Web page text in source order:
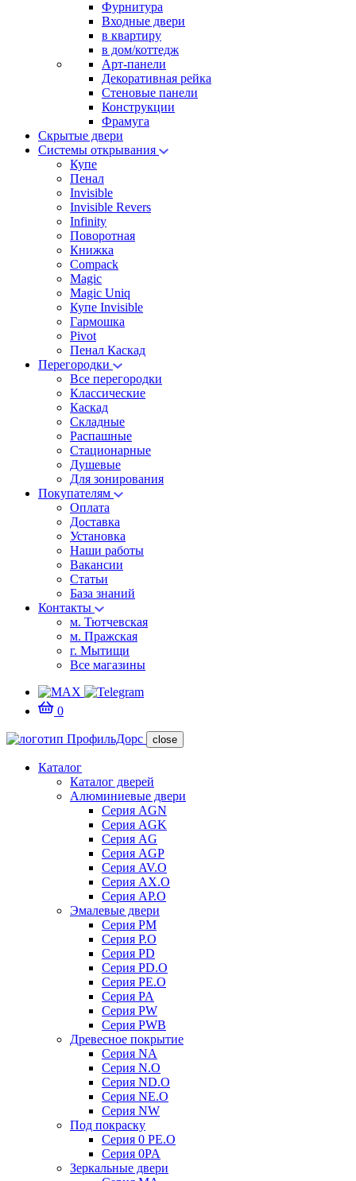
Фурнитура
Входные двери
в квартиру
в дом/коттедж
Арт-панели
Декоративная рейка
Стеновые панели
Конструкции
Фрамуга
Скрытые двери
Системы открывания
Купе
Пенал
Invisible
Invisible Revers
Infinity
Поворотная
Книжка
Compack
Magic
Magic Uniq
Купе Invisible
Гармошка
Pivot
Пенал Каскад
Перегородки
Все перегородки
Классические
Каскад
Складные
Распашные
Стационарные
Душевые
Для зонирования
Покупателям
Оплата
Доставка
Установка
Наши работы
Вакансии
Статьи
База знаний
Контакты
м. Тютчевская
м. Пражская
г. Мытищи
Все магазины
0
close
Каталог
Каталог дверей
Алюминиевые двери
Серия AGN
Серия AGK
Серия AG
Серия AGP
Серия AV.O
Серия AX.O
Серия AP.O
Эмалевые двери
Серия PM
Серия P.O
Серия PD
Серия PD.O
Серия PE.O
Серия PA
Серия PW
Серия PWB
Древесное покрытие
Серия NA
Серия N.O
Серия ND.O
Серия NE.O
Серия NW
Под покраску
Серия 0 PE.O
Серия 0PA
Зеркальные двери